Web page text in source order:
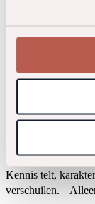
34154528
De Cuserstraat 93
Sectoren
Kennis telt,
verschuilen.